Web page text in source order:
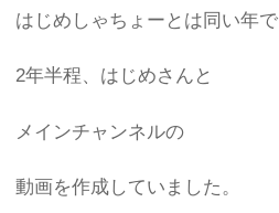
はじめしゃちょーとは同い年で
2年半程、はじめさんと
メインチャンネルの
動画を作成していました。